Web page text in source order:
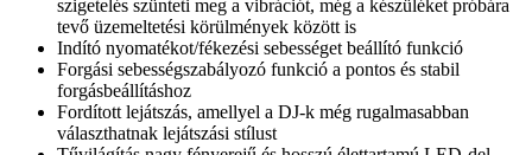
szigetelés szünteti meg a vibrációt, még a készüléket próbára
tevő üzemeltetési körülmények között is
Indító nyomatékot/fékezési sebességet beállító funkció
Forgási sebességszabályozó funkció a pontos és stabil
forgásbeállításhoz
Fordított lejátszás, amellyel a DJ-k még rugalmasabban
választhatnak lejátszási stílust